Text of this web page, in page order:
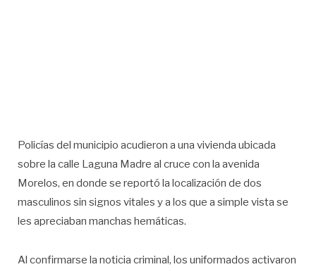
Policías del municipio acudieron a una vivienda ubicada
sobre la calle Laguna Madre al cruce con la avenida
Morelos, en donde se reportó la localización de dos
masculinos sin signos vitales y a los que a simple vista se
les apreciaban manchas hemáticas.
Al confirmarse la noticia criminal, los uniformados activaron